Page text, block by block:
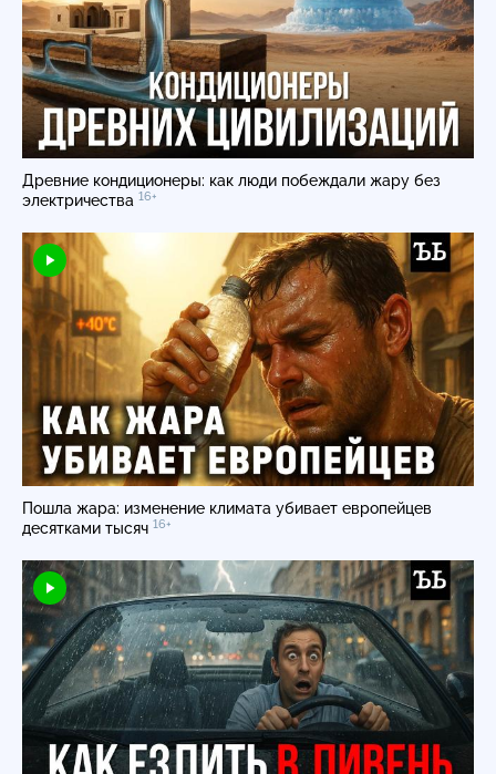
Древние кондиционеры: как люди побеждали жару без
электричества 16+
Пошла жара: изменение климата убивает европейцев
десятками тысяч 16+